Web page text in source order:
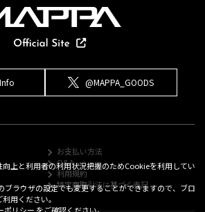
@MAPPA_GOODS
お支払い方法
Q&A
利用規約
特定商取引法に基づく表記
上と利用者の利用状況把握のためCookieを利用してい
ブラウザの設定でも変更することができますので、ブロ
用ください。
ポリシーをご確認ください。